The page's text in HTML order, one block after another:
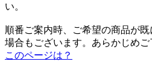
い。
順番ご案内時、ご希望の商品が
場合もございます。あらかじめご
このページは？